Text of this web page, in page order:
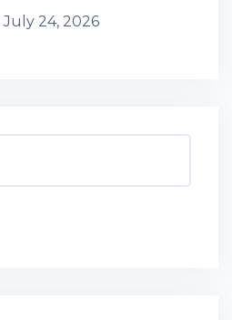
July 24, 2026